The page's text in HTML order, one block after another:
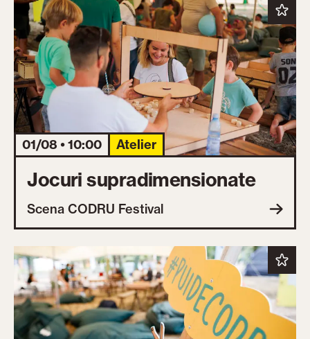
01/08 • 10:00 Atelier
Jocuri supradimensionate
Scena CODRU Festival